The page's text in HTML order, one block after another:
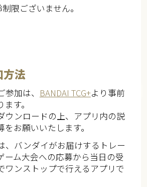
限ございません。
法
加は、 BANDAI TCG+より事前
す。
ウンロードの上、アプリ内の説
お願いいたします。
、バンダイがお届けするトレー
ーム大会への応募から当日の受
ワンストップで行えるアプリで